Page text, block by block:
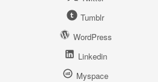
Tumblr
WordPress
Linkedin
Myspace